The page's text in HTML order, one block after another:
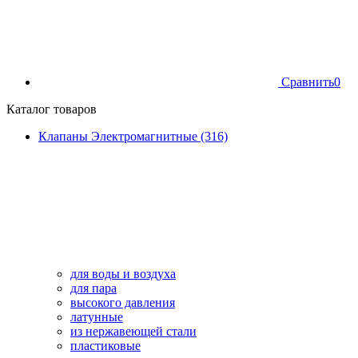
Сравнить0
Каталог товаров
Клапаны Электромагнитные (316)
для воды и воздуха
для пара
высокого давления
латунные
из нержавеющей стали
пластиковые